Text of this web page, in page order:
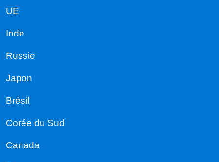
UE
Inde
Russie
Japon
Brésil
Corée du Sud
Canada